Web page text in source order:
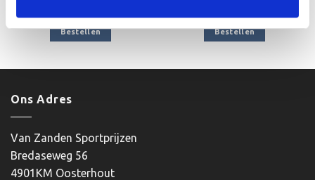
Bestellen Bestellen
Ons Adres
Van Zanden Sportprijzen
Bredaseweg 56
4901KM Oosterhout